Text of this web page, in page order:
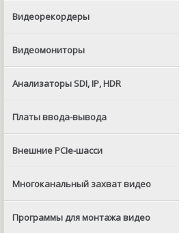
Видеорекордеры
Видеомониторы
Анализаторы SDI, IP, HDR
Платы ввода-вывода
Внешние PCIe-шасси
Многоканальный захват видео
Программы для монтажа видео